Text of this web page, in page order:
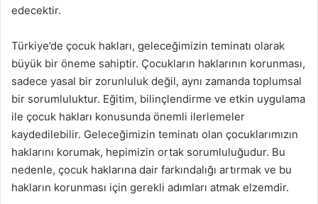
edecektir.
Türkiye’de çocuk hakları, geleceğimizin teminatı olarak
büyük bir öneme sahiptir. Çocukların haklarının korunması,
sadece yasal bir zorunluluk değil, aynı zamanda toplumsal
bir sorumluluktur. Eğitim, bilinçlendirme ve etkin uygulama
ile çocuk hakları konusunda önemli ilerlemeler
kaydedilebilir. Geleceğimizin teminatı olan çocuklarımızın
haklarını korumak, hepimizin ortak sorumluluğudur. Bu
nedenle, çocuk haklarına dair farkındalığı artırmak ve bu
hakların korunması için gerekli adımları atmak elzemdir.